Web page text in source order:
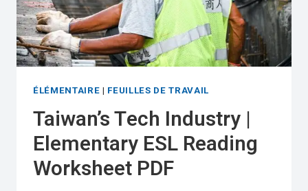
ÉLÉMENTAIRE | FEUILLES DE TRAVAIL
Taiwan’s Tech Industry |
Elementary ESL Reading
Worksheet PDF